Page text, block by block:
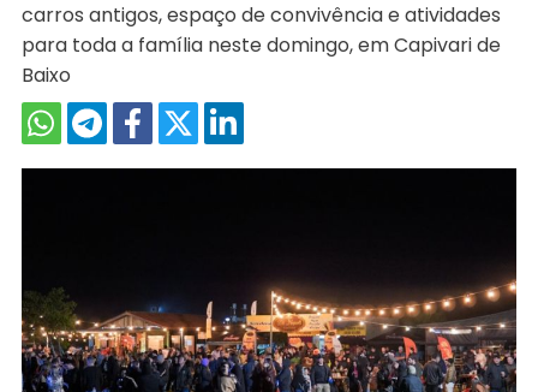
carros antigos, espaço de convivência e atividades
para toda a família neste domingo, em Capivari de
Baixo